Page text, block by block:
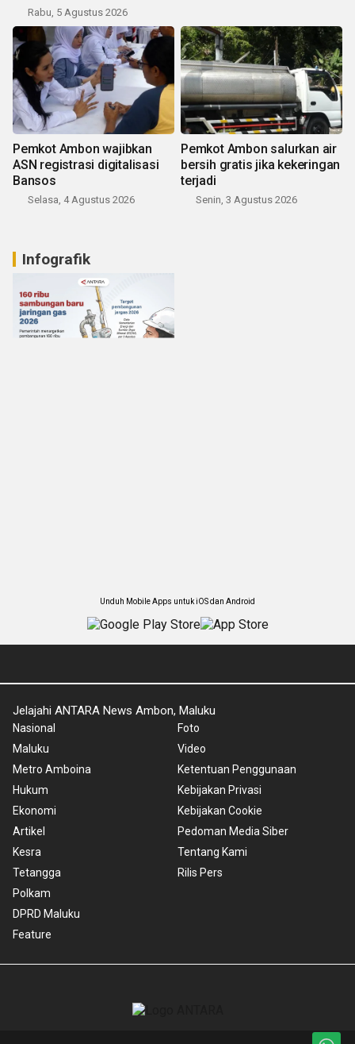
Rabu, 5 Agustus 2026
Pemkot Ambon wajibkan
ASN registrasi digitalisasi
Bansos
Selasa, 4 Agustus 2026
Pemkot Ambon salurkan air
bersih gratis jika kekeringan
terjadi
Senin, 3 Agustus 2026
Infografik
Unduh Mobile Apps untuk iOS dan Android
Jelajahi ANTARA News Ambon, Maluku
Nasional
Maluku
Metro Amboina
Hukum
Ekonomi
Artikel
Kesra
Tetangga
Polkam
DPRD Maluku
Feature
Foto
Video
Ketentuan Penggunaan
Kebijakan Privasi
Kebijakan Cookie
Pedoman Media Siber
Tentang Kami
Rilis Pers